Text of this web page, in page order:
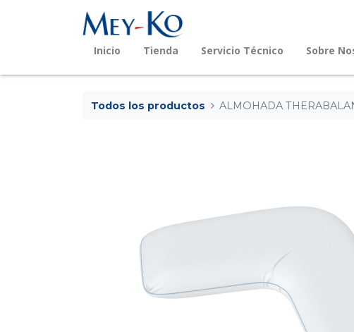
Inicio Tienda Servicio Técnico Sobre
Todos los productos ALMOHADA